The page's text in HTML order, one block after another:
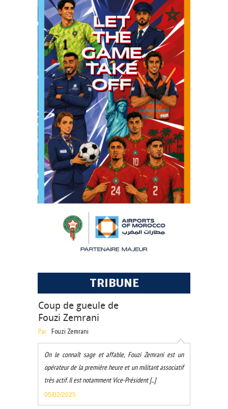
TRIBUNE
Coup de gueule de
Fouzi Zemrani
Par Fouzi Zemrani
On le connaît sage et affable, Fouzi Zemrani est un
opérateur de la première heure et un militant associatif
très actif. Il est notamment Vice-Président [...]
05/02/2025